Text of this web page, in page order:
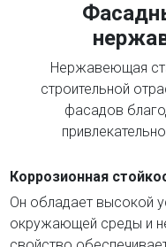
Нержавеющая
строительной
фасадов
Коррозионная
Он обладает высокой
окружающей среды и